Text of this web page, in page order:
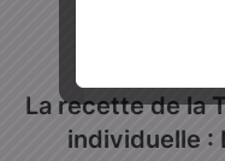
La recette de la
individuelle :